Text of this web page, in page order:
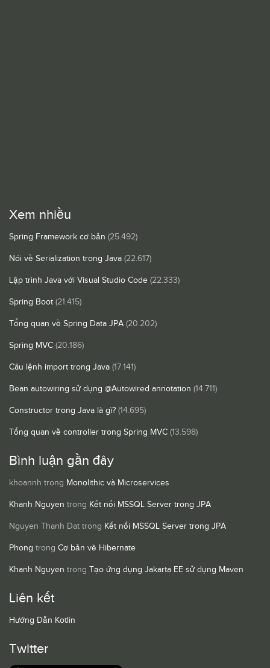
Xem nhiều
Spring Framework cơ bản (25.492)
Nói về Serialization trong Java (22.617)
Lập trình Java với Visual Studio Code (22.333)
Spring Boot (21.415)
Tổng quan về Spring Data JPA (20.202)
Spring MVC (20.186)
Câu lệnh import trong Java (17.141)
Bean autowiring sử dụng @Autowired annotation (14.711)
Constructor trong Java là gì? (14.695)
Tổng quan về controller trong Spring MVC (13.598)
Bình luận gần đây
khoannh trong Monolithic và Microservices
Khanh Nguyen trong Kết nối MSSQL Server trong JPA
Nguyen Thanh Dat trong Kết nối MSSQL Server trong JPA
Phong trong Cơ bản về Hibernate
Khanh Nguyen trong Tạo ứng dụng Jakarta EE sử dụng Maven
Liên kết
Hướng Dẫn Kotlin
Twitter